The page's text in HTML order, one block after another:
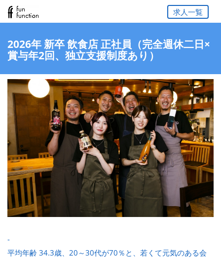
求人一覧
2026年 新卒 飲食店 正社員（完全週休二日×
賞与年2回、独立支援制度あり）
-
平均年齢 34.3歳、20～30代が70％と、若くて元気のある会